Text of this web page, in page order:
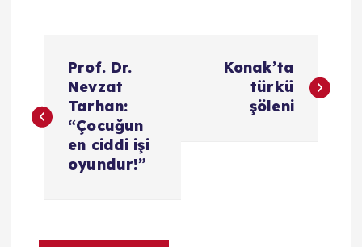
z
Prof. Dr.
Nevzat
Tarhan:
“Çocuğun
en ciddi işi
oyundur!”
Konak’ta
türkü
şöleni